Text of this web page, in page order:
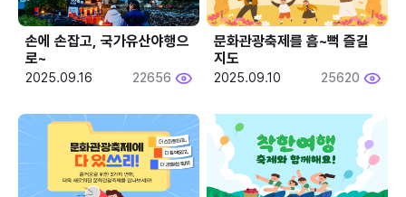
손에 손잡고, 국가유산야행으
로~
2025.09.16 22656
문화관광축제를 흠~뻑 즐길
지도
2025.09.10 25620